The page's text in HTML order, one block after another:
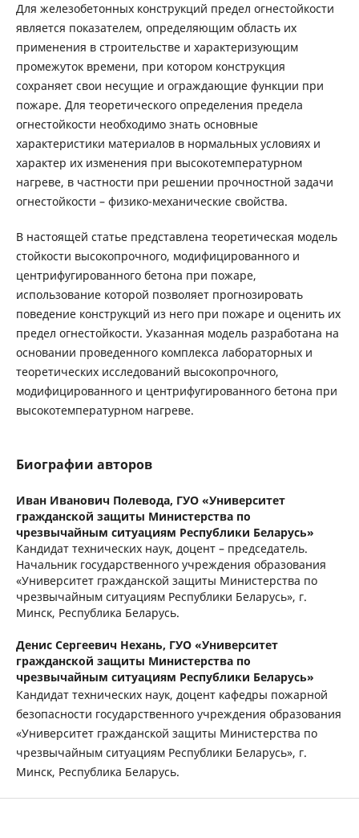
Для железобетонных конструкций предел огнестойкости
является показателем, определяющим область их
применения в строительстве и характеризующим
промежуток времени, при котором конструкция
сохраняет свои несущие и ограждающие функции при
пожаре. Для теоретического определения предела
огнестойкости необходимо знать основные
характеристики материалов в нормальных условиях и
характер их изменения при высокотемпературном
нагреве, в частности при решении прочностной задачи
огнестойкости – физико-механические свойства.
В настоящей статье представлена теоретическая модель
стойкости высокопрочного, модифицированного и
центрифугированного бетона при пожаре,
использование которой позволяет прогнозировать
поведение конструкций из него при пожаре и оценить их
предел огнестойкости. Указанная модель разработана на
основании проведенного комплекса лабораторных и
теоретических исследований высокопрочного,
модифицированного и центрифугированного бетона при
высокотемпературном нагреве.
Биографии авторов
Иван Иванович Полевода, ГУО «Университет
гражданской защиты Министерства по
чрезвычайным ситуациям Республики Беларусь»
Кандидат технических наук, доцент – председатель.
Начальник государственного учреждения образования
«Университет гражданской защиты Министерства по
чрезвычайным ситуациям Республики Беларусь», г.
Минск, Республика Беларусь.
Денис Сергеевич Нехань, ГУО «Университет
гражданской защиты Министерства по
чрезвычайным ситуациям Республики Беларусь»
Кандидат технических наук, доцент кафедры пожарной
безопасности государственного учреждения образования
«Университет гражданской защиты Министерства по
чрезвычайным ситуациям Республики Беларусь», г.
Минск, Республика Беларусь.